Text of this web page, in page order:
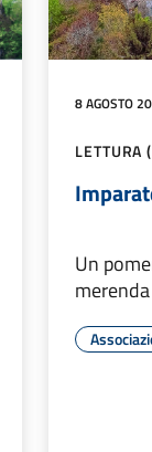
8 AGOSTO
LETTURA
Un
merenda